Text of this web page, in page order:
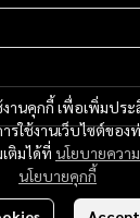
งานคุกกี้ เพื่อเพิ่มปร
ใช้งานเว็บไซต์ของ
ติมได้ที่ นโยบายควา
นโยบายคุกกี้